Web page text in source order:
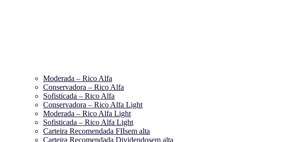
Moderada – Rico Alfa
Conservadora – Rico Alfa
Sofisticada – Rico Alfa
Conservadora – Rico Alfa Light
Moderada – Rico Alfa Light
Sofisticada – Rico Alfa Light
Carteira Recomendada FIIsem alta
Carteira Recomendada Dividendosem alta